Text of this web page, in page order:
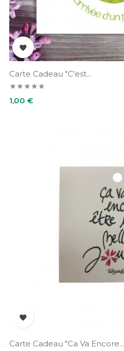

Carte Cadeau "C'est...
Prix
1,00 €

Carte Cadeau "Ca Va Encore...